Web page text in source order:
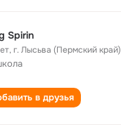
Spirin
,г. Лысьва (Пермский край)
в друзья